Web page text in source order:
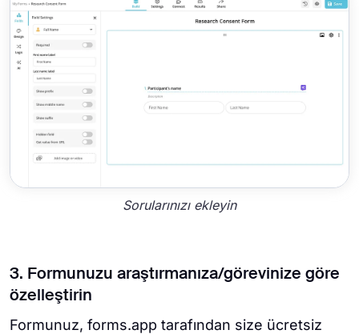
Sorularınızı ekleyin
3. Formunuzu araştırmanıza/görevinize göre
özelleştirin
Formunuz, forms.app tarafından size ücretsiz